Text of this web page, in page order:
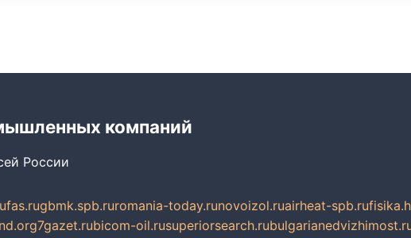
компаний
России
fas.rugbmk.spb.ruromania-today.runovoizol.ruairheat-spb.ru
7gazet.rubicom-oil.rusuperiorsearch.ru